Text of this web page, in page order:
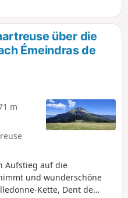
bietet.
über die
Émeindras de
m
Aufstieg auf die
und wunderschöne
Kette, Dent de